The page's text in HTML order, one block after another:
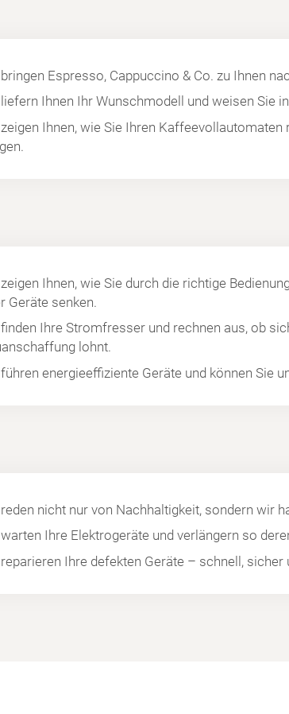
Espresso, Cappuccino & Co. zu Ihnen
Ihnen Ihr Wunschmodell und weisen Sie
Ihnen, wie Sie Ihren Kaffeevollautomaten
Ihnen, wie Sie durch die richtige
Geräte senken.
Ihre Stromfresser und rechnen aus, ob
lohnt.
energieeffiziente Geräte und können Sie
nicht nur von Nachhaltigkeit, sondern wir
Ihre Elektrogeräte und verlängern so
Ihre defekten Geräte – schnell, sicher